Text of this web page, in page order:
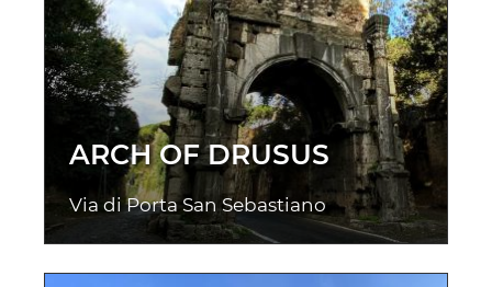
ARCH OF DRUSUS
Via di Porta San Sebastiano